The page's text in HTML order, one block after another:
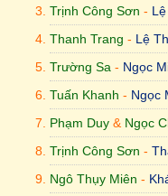
Trịnh Công Sơn -
Thanh Trang - Lệ
Trường Sa - Ngọc
Tuấn Khanh - Ngọc
Phạm Duy & Ngọc
Trịnh Công Sơn -
Ngô Thụy Miên -